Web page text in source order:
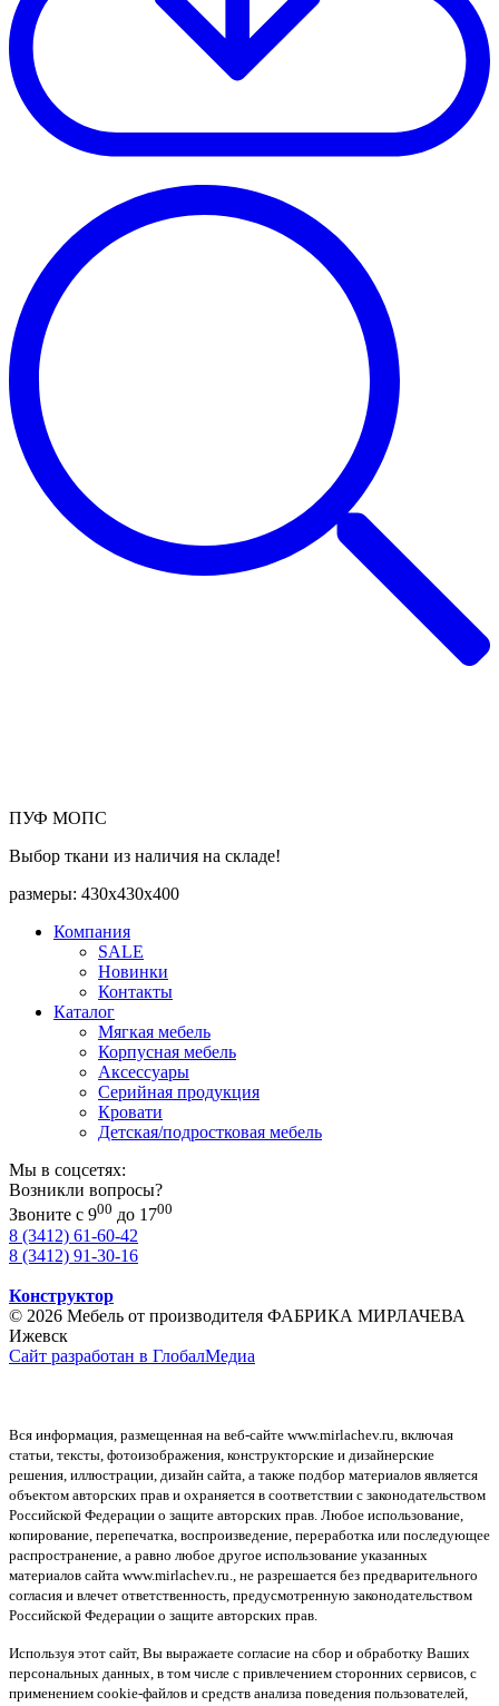
ПУФ МОПС
Выбор ткани из наличия на складе!
размеры: 430х430х400
Компания
SALE
Новинки
Контакты
Каталог
Мягкая мебель
Корпусная мебель
Аксессуары
Серийная продукция
Кровати
Детская/подростковая мебель
Мы в соцсетях:
Возникли вопросы?
Звоните с 900 до 1700
8 (3412) 61-60-42
8 (3412) 91-30-16
Конструктор
© 2026 Мебель от производителя ФАБРИКА МИРЛАЧЕВА
Ижевск
Сайт разработан в ГлобалМедиа
Вся информация, размещенная на веб-сайте www.mirlachev.ru, включая
статьи, тексты, фотоизображения, конструкторские и дизайнерские
решения, иллюстрации, дизайн сайта, а также подбор материалов является
объектом авторских прав и охраняется в соответствии с законодательством
Российской Федерации о защите авторских прав. Любое использование,
копирование, перепечатка, воспроизведение, переработка или последующее
распространение, а равно любое другое использование указанных
материалов сайта www.mirlachev.ru., не разрешается без предварительного
согласия и влечет ответственность, предусмотренную законодательством
Российской Федерации о защите авторских прав.
Используя этот сайт, Вы выражаете согласие на сбор и обработку Ваших
персональных данных, в том числе с привлечением сторонних сервисов, с
применением cookie-файлов и средств анализа поведения пользователей,